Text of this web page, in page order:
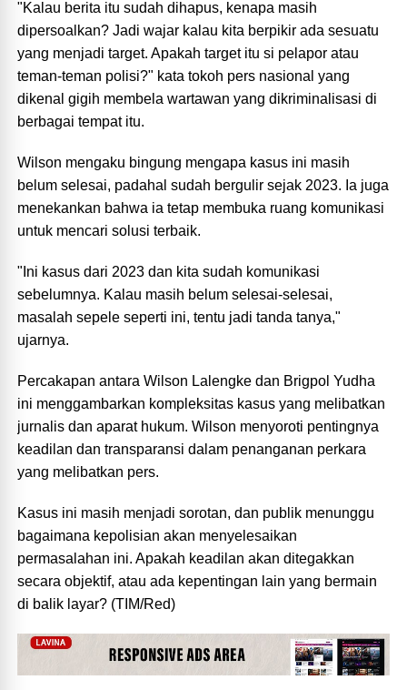
"Kalau berita itu sudah dihapus, kenapa masih
dipersoalkan? Jadi wajar kalau kita berpikir ada sesuatu
yang menjadi target. Apakah target itu si pelapor atau
teman-teman polisi?" kata tokoh pers nasional yang
dikenal gigih membela wartawan yang dikriminalisasi di
berbagai tempat itu.
Wilson mengaku bingung mengapa kasus ini masih
belum selesai, padahal sudah bergulir sejak 2023. Ia juga
menekankan bahwa ia tetap membuka ruang komunikasi
untuk mencari solusi terbaik.
"Ini kasus dari 2023 dan kita sudah komunikasi
sebelumnya. Kalau masih belum selesai-selesai,
masalah sepele seperti ini, tentu jadi tanda tanya,"
ujarnya.
Percakapan antara Wilson Lalengke dan Brigpol Yudha
ini menggambarkan kompleksitas kasus yang melibatkan
jurnalis dan aparat hukum. Wilson menyoroti pentingnya
keadilan dan transparansi dalam penanganan perkara
yang melibatkan pers.
Kasus ini masih menjadi sorotan, dan publik menunggu
bagaimana kepolisian akan menyelesaikan
permasalahan ini. Apakah keadilan akan ditegakkan
secara objektif, atau ada kepentingan lain yang bermain
di balik layar? (TIM/Red)